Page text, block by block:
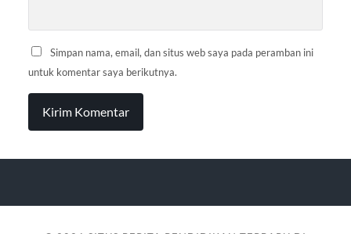
Simpan nama, email, dan situs web saya pada peramban ini
untuk komentar saya berikutnya.